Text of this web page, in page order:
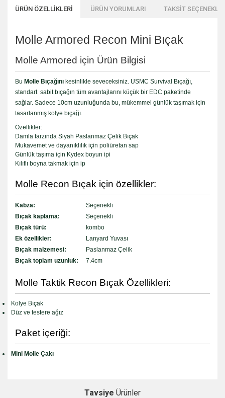
ÜRÜN ÖZELLİKLERİ ÜRÜN YORUMLARI TAKSİT
Molle Armored Recon Mini Bıçak
Molle Armored için Ürün Bilgisi
Bu Molle Bıçağını kesinlikle seveceksiniz. USMC Survival Bıçağı,
standart sabit bıçağın tüm avantajlarını küçük bir EDC paketinde
sağlar. Sadece 10cm uzunluğunda bu, mükemmel günlük taşımak için
tasarlanmış kolye bıçağı.
Özellikler:
Damla tarzında Siyah Paslanmaz Çelik Bıçak
Mukavemet ve dayanıklılık için poliüretan sap
Günlük taşıma için Kydex boyun ipi
Kılıflı boyna takmak için ip
Molle Recon Bıçak için özellikler:
Kabza:
Seçenekli
Bıçak kaplama:
Seçenekli
Bıçak türü:
kombo
Ek özellikler:
Lanyard Yuvası
Bıçak malzemesi:
Paslanmaz Çelik
Bıçak toplam uzunluk:
7.4cm
Molle Taktik Recon Bıçak Özellikleri:
Kolye Bıçak
Düz ve testere ağız
Paket içeriği:
Mini Molle Çakı
Tavsiye Ürünler